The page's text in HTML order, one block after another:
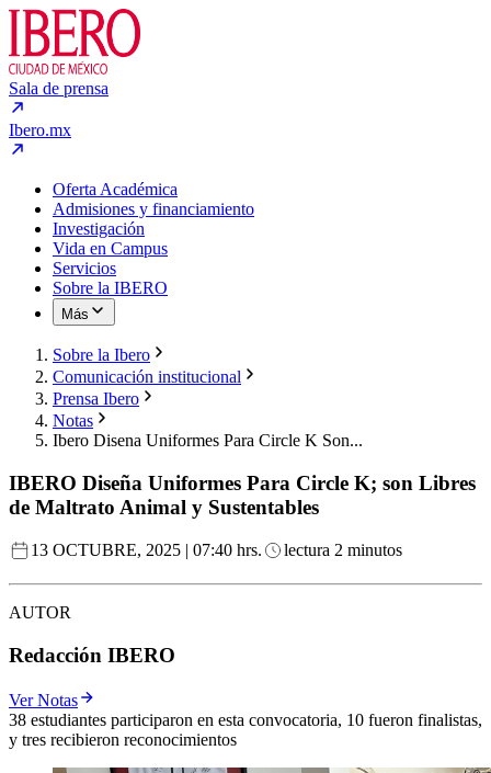
Sala de prensa
Ibero.mx
Oferta Académica
Admisiones y financiamiento
Investigación
Vida en Campus
Servicios
Sobre la IBERO
Más
Sobre la Ibero
Comunicación institucional
Prensa Ibero
Notas
Ibero Disena Uniformes Para Circle K Son...
IBERO Diseña Uniformes Para Circle K; son Libres
de Maltrato Animal y Sustentables
13 OCTUBRE, 2025 | 07:40 hrs. lectura 2 minutos
AUTOR
Redacción IBERO
Ver Notas
38 estudiantes participaron en esta convocatoria, 10 fueron finalistas,
y tres recibieron reconocimientos